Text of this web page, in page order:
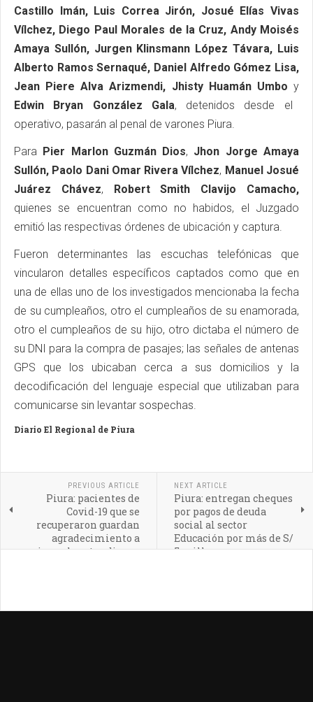
Castillo Imán, Luis Correa Jirón, Josué Elías Vivas
Vílchez, Diego Paul Morales de la Cruz, Andy Moisés
Amaya Sullón, Jurgen Klinsmann López Távara, Luis
Alberto Ramos Sernaqué, Daniel Alfredo Gómez Lisa,
Jean Piere Alva Arizmendi, Jhisty Huamán Umbo y
Edwin Bryan González Gala, detenidos desde el
operativo, pasarán al penal de varones Piura.
Para Pier Marlon Guzmán Dios, Jhon Jorge Amaya
Sullón, Paolo Dani Omar Rivera Vílchez, Manuel Josué
Juárez Chávez, Robert Smith Clavijo Camacho,
quienes se encuentran como no habidos, el Juzgado
emitió las respectivas órdenes de ubicación y captura.
Fueron determinantes las escuchas telefónicas que
vincularon detalles específicos captados como que en
una de ellas uno de los investigados mencionaba la fecha
de su cumpleaños, otro el cumpleaños de su enamorada,
otro el cumpleaños de su hijo, otro dictaba el número de
su DNI para la compra de pasajes; las señales de antenas
GPS que los ubicaban cerca a sus domicilios y la
decodificación del lenguaje especial que utilizaban para
comunicarse sin levantar sospechas.
Diario El Regional de Piura
PREVIOUS ARTICLE
Piura: pacientes de
Covid-19 que se
recuperaron guardan
agradecimiento a
quienes los atendieron
NEXT ARTICLE
Piura: entregan cheques
por pagos de deuda
social al sector
Educación por más de S/
5 millones